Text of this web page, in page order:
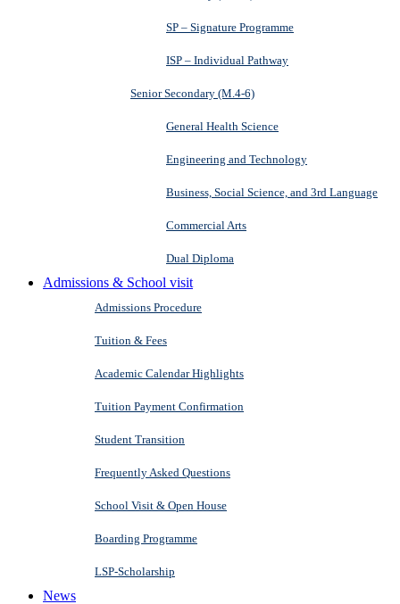
SP – Signature Programme
ISP – Individual Pathway
Senior Secondary (M.4-6)
General Health Science
Engineering and Technology
Business, Social Science, and 3rd Language
Commercial Arts
Dual Diploma
Admissions & School visit
Admissions Procedure
Tuition & Fees
Academic Calendar Highlights
Tuition Payment Confirmation
Student Transition
Frequently Asked Questions
School Visit & Open House
Boarding Programme
LSP-Scholarship
News